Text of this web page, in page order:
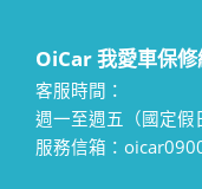
OiCar 我愛車保修
客服時間：
週一至週五（國定
服務信箱：